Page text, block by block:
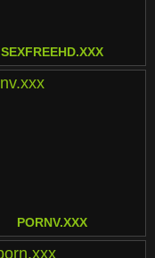
SEXFREEHD.XXX
PORNV.XXX